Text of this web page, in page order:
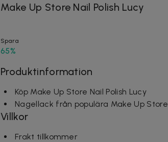
Make Up Store Nail Polish Lucy
Spara
65%
Produktinformation
Köp Make Up Store Nail Polish Lucy
Nagellack från populära Make Up Store
Villkor
Frakt tillkommer